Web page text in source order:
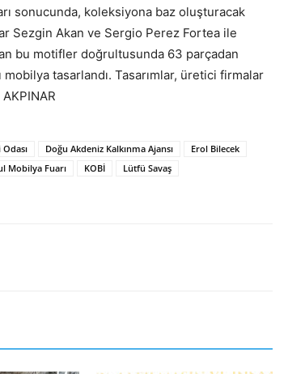
sonucunda, koleksiyona baz oluşturacak
Sezgin Akan ve Sergio Perez Fortea ile
bu motifler doğrultusunda 63 parçadan
tasarlandı. Tasarımlar, üretici firmalar
Doğu Akdeniz Kalkınma Ajansı
Erol Bilecek
Mobilya Fuarı KOBİ
Lütfü Savaş